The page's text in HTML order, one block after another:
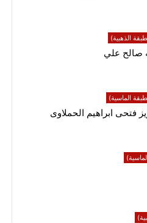
الذهبية)
صالح علي
الماسية)
فتحى ابراهيم الحملاوى